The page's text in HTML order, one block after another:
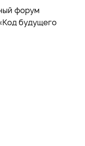
форум
будущего